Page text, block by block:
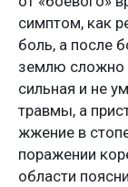
симптом, как
боль, а после
землю сложно
сильная и не
травмы, а
жжение в
поражении
области